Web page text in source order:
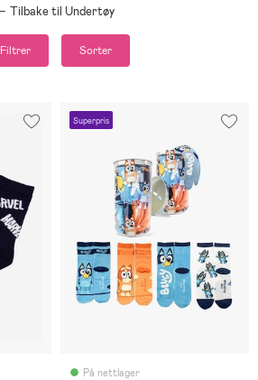
Tilbake til Undertøy
Filtrer Sorter
Superpris
På nettlager